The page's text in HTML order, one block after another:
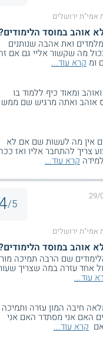
אמי"ת ירושלים
אוהב במוסד
ואת אהבה שנותנים
מה שקשור אליי גם אם
ומ קרא עוד...
ומאוד כיף ללמוד בו
אוהב ואתה מרגיש שם ממש
אין מה לעשות שם אם לא
צריך להתחבר אליו ואז
קרא עוד...
29/
5/
אמי"ת ירושלים
אוהב במוסד
שם הרבה תמיכה
אחד עזרה במה שצריך
עוד...
חיבה המון עזרה ותמיכה
האם אני מסתדר האם אני
קרא עוד...